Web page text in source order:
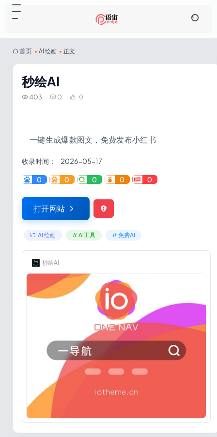
首页 • AI 绘画 • 正文
秒绘AI
403 0 0
一键生成爆款图文，免费发布小红书
收录时间： 2026-05-17
0 0 0 0 0
打开网站
AI 绘画 # AI工具 # 免费AI
秒绘AI